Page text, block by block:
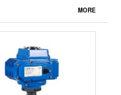
MORE